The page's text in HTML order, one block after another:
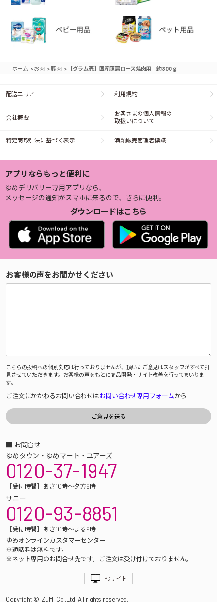
ホーム >お肉 >豚肉 > 【グラム売】国産豚肩ロース焼肉用 約300ｇ
配送エリア 利用規約
会社概要
お客さまの個人情報の
取扱いについて
特定商取引法に基づく表示 酒類販売管理者標識
アプリならもっと便利に
ゆめデリバリー専用アプリなら、
メッセージの通知がスマホに来るので、さらに便利。
ダウンロードはこちら
お客様の声をお聞かせください
こちらの投稿への個別対応は行っておりませんが、頂いたご意見はスタッフがすべて拝
見させていただきます。お客様の声をもとに商品開発・サイト改善を行ってまいりま
す。
ご注文にかかわるお問い合わせはお問い合わせ専用フォームから
■ お問合せ
ゆめタウン・ゆめマート・ユアーズ
0120-37-1947
［受付時間］あさ10時～夕方6時
サニー
0120-93-8851
［受付時間］あさ10時～よる9時
ゆめオンラインカスタマーセンター
※通話料は無料です。
※ネット専用のお問合せ先です。ご注文は受け付けておりません。
PCサイト
Copyright © IZUMI Co.,Ltd. All rights reserved.